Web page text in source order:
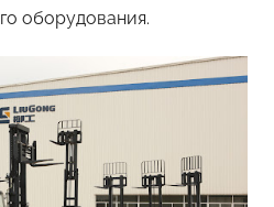
оборудования.